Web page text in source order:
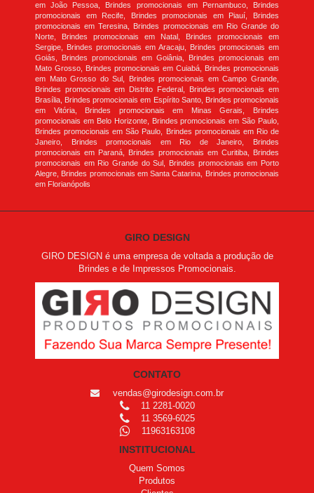
em João Pessoa, Brindes promocionais em Pernambuco, Brindes
promocionais em Recife, Brindes promocionais em Piauí, Brindes
promocionais em Teresina, Brindes promocionais em Rio Grande do
Norte, Brindes promocionais em Natal, Brindes promocionais em
Sergipe, Brindes promocionais em Aracaju, Brindes promocionais em
Goiás, Brindes promocionais em Goiânia, Brindes promocionais em
Mato Grosso, Brindes promocionais em Cuiabá, Brindes promocionais
em Mato Grosso do Sul, Brindes promocionais em Campo Grande,
Brindes promocionais em Distrito Federal, Brindes promocionais em
Brasília, Brindes promocionais em Espírito Santo, Brindes promocionais
em Vitória, Brindes promocionais em Minas Gerais, Brindes
promocionais em Belo Horizonte, Brindes promocionais em São Paulo,
Brindes promocionais em São Paulo, Brindes promocionais em Rio de
Janeiro, Brindes promocionais em Rio de Janeiro, Brindes
promocionais em Paraná, Brindes promocionais em Curitiba, Brindes
promocionais em Rio Grande do Sul, Brindes promocionais em Porto
Alegre, Brindes promocionais em Santa Catarina, Brindes promocionais
em Florianópolis
GIRO DESIGN
GIRO DESIGN é uma empresa de voltada a produção de
Brindes e de Impressos Promocionais.
CONTATO
vendas@girodesign.com.br
11 2281-0020
11 3569-6025
11963163108
INSTITUCIONAL
Quem Somos
Produtos